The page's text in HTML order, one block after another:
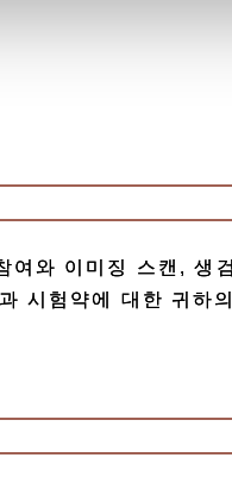
와 이미징 스캔, 생
시험약에 대한 귀하